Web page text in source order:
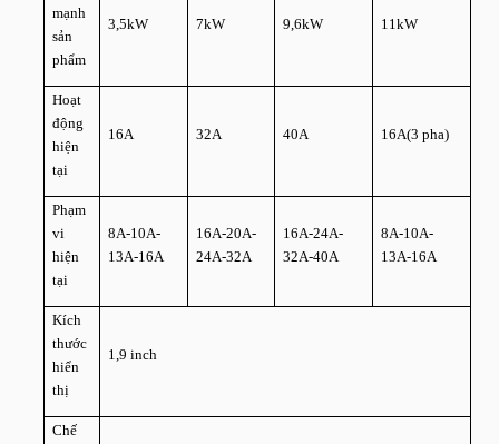
mạnh
sản
phẩm
3,5kW 7kW 9,6kW 11kW
Hoạt
động
hiện
tại
16A 32A 40A 16A(3 pha)
Phạm
vi
hiện
tại
8A-10A-
13A-16A
16A-20A-
24A-32A
16A-24A-
32A-40A
8A-10A-
13A-16A
Kích
thước
hiển
thị
1,9 inch
Chế